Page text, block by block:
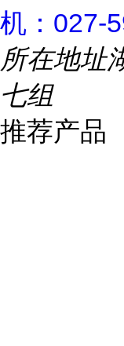
机：027-
所在地址
七组
推荐产品